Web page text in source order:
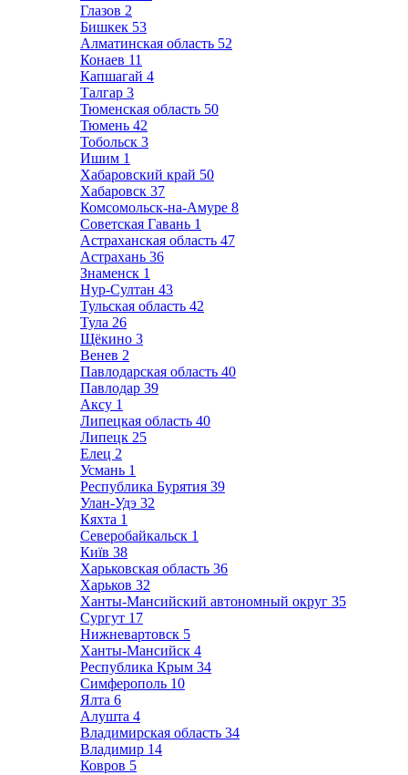
Глазов 2
Бишкек 53
Алматинская область 52
Конаев 11
Капшагай 4
Талгар 3
Тюменская область 50
Тюмень 42
Тобольск 3
Ишим 1
Хабаровский край 50
Хабаровск 37
Комсомольск-на-Амуре 8
Советская Гавань 1
Астраханская область 47
Астрахань 36
Знаменск 1
Нур-Султан 43
Тульская область 42
Тула 26
Щёкино 3
Венев 2
Павлодарская область 40
Павлодар 39
Аксу 1
Липецкая область 40
Липецк 25
Елец 2
Усмань 1
Республика Бурятия 39
Улан-Удэ 32
Кяхта 1
Северобайкальск 1
Київ 38
Харьковская область 36
Харьков 32
Ханты-Мансийский автономный округ 35
Сургут 17
Нижневартовск 5
Ханты-Мансийск 4
Республика Крым 34
Симферополь 10
Ялта 6
Алушта 4
Владимирская область 34
Владимир 14
Ковров 5